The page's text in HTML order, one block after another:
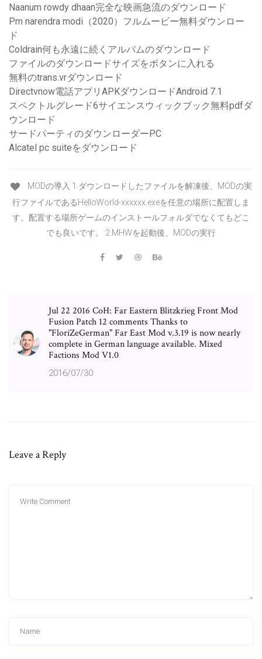
Naanum rowdy dhaan完全な映画急流のダウンロード
Pm narendra modi（2020）フルムービー無料ダウンロー
ド
Coldrain何も永遠に続くアルバムのダウンロード
ファイルのダウンロードサイズをボタンに入れる
無料のtrans.vrダウンロード
Directvnow電話アプリAPKダウンロードAndroid 7.1
スペクトルグレード6サイエンスウィックブック無料pdfダ
ウンロード
サードパーティのダウンローダーPC
Alcatel pc suiteをダウンロード
MODの導入 1.ダウンロードしたファイルを解凍後、MODの実
行ファイルであるHelloWorld-xxxxxx.exeを任意の場所に配置しま
す。配置する場所ゲームのインストールフォルダでなくてもどこ
でも良いです。 2.MHWを起動後、MODの実行
Jul 22 2016 CoH: Far Eastern Blitzkrieg Front Mod
Fusion Patch 12 comments Thanks to
"FloriZeGerman" Far East Mod v.3.19 is now nearly
complete in German language available. Mixed
Factions Mod V1.0
2016/07/30
Leave a Reply